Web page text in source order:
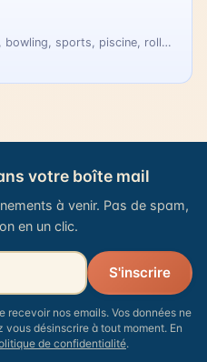
Parc de loisirs, cinéma, bowling, sports, piscine, rollers
votre boîte mail
à venir. Pas de spam,
en un clic.
Votre adresse email
S'inscrire
nos emails. Vos données ne
désinscrire à tout moment. En
de confidentialité.